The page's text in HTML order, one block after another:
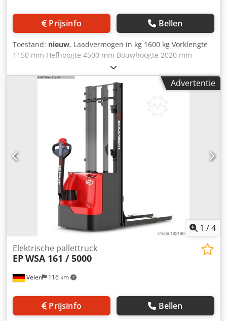
Prijsinfo Bellen
Toestand: nieuw, Laadvermogen in kg 1600 kg Vorklengte
1150 mm Hefhoogte 4500 mm Bouwhoogte 2020 mm
Machinegewicht ca. 0,92 t Afmetingen L x B x H 1,72 x 0,8 x
2,02 meter Palletwagen met - Triplexmast Dcedpfevn
Uwhsx Akiek - Lithium-ionbatterij - snel heffen en dalen -
Advertentie
1 /4
Velen 116 km
Elektrische pallettruck
EPWSA 161 / 5000
Prijsinfo Bellen